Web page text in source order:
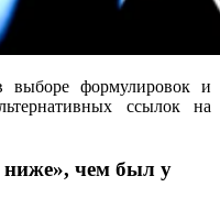
выборе формулировок и
ссылок на
чем был у